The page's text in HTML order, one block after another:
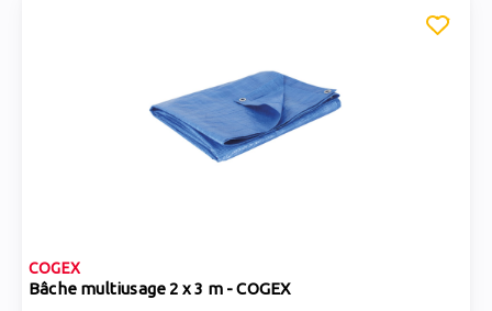
COGEX
Bâche multiusage 2 x 3 m - COGEX